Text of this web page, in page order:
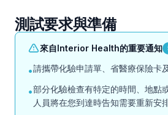
測試要求與準備
來自Interior Health的重要通知
•請攜帶化驗申請單、省醫療保險卡
•部分化驗檢查有特定的時間、地點
人員將在您到達時告知需要重新安排